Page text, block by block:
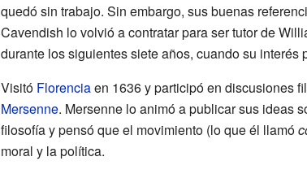
quedó sin trabajo. Sin embargo, sus buenas
Cavendish lo volvió a contratar para ser tutor de
durante los siguientes siete años, cuando su interés
Visitó Florenciaen 1636 y participó en discusiones
Mersenne. Mersenne lo animó a publicar sus ideas
filosofía y pensó que el movimiento (lo que él llamó
moral y la política.